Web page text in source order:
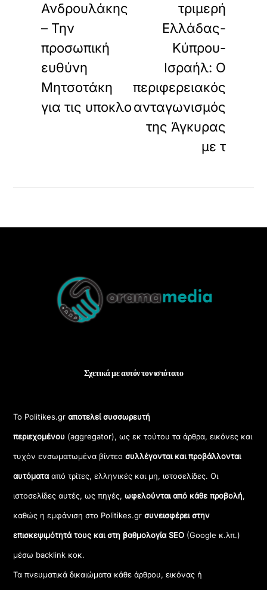
Ανδρουλάκης
– Την
προσωπική
ευθύνη
Μητσοτάκη
για τις υποκλο
τριμερή
Ελλάδας-
Κύπρου-
Ισραήλ: Ο
περιφερειακός
ανταγωνισμός
της Άγκυρας
με τ
Top
Σχετικά με αυτόν τον ιστότοπο
Το Politikes.grαποτελεί συσσωρευτή
περιεχομένου (aggregator), ως εκ τούτου τα άρθρα, εικόνες και
τυχόν ενσωματωμένα βίντεοσυλλέγονται και προβάλλονται
αυτόματααπό τρίτες, ελληνικές και μη, ιστοσελίδες. Οι
ιστοσελίδες αυτές, ως πηγές,ωφελούνται από κάθε προβολή,
καθώς η εμφάνιση στο Politikes.gr συνεισφέρει στην
επισκεψιμότητά τους και στη βαθμολογία SEO (Google κ.λπ.)
μέσω backlink κοκ.
Τα πνευματικά δικαιώματα κάθε άρθρου, εικόνας ή